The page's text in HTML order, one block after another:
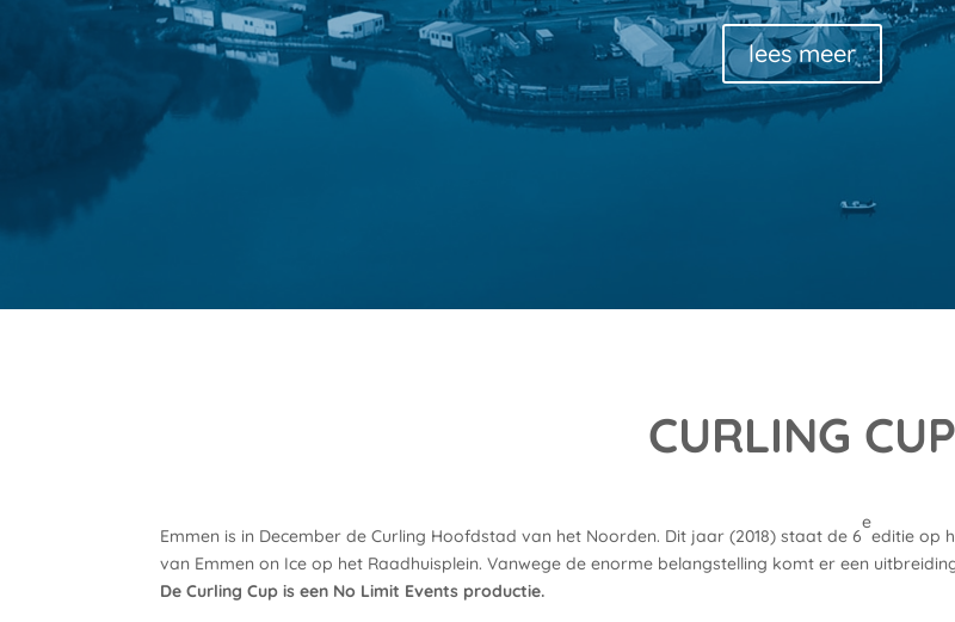
lees meer
CURLING CUP
Emmen is in December de Curling Hoofdstad van het Noorden. Dit jaar (2018) staat de 6
e
editie op
van Emmen on Ice op het Raadhuisplein. Vanwege de enorme belangstelling komt er een
De Curling Cup is een No Limit Events productie.